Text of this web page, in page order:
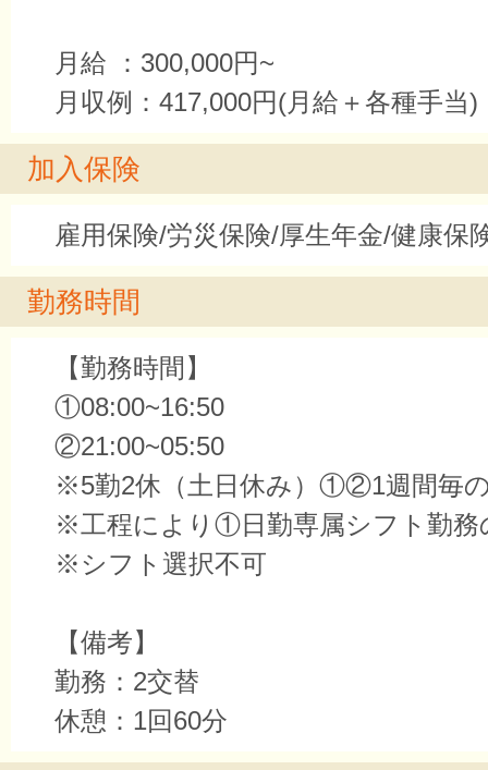
月給 ：300,000円~
月収例：417,000円(月給＋各種手当)
加入保険
雇用保険/労災保険/厚生年金/健康保
勤務時間
【勤務時間】
①08:00~16:50
②21:00~05:50
※5勤2休（土日休み）①②1週間毎
※工程により①日勤専属シフト勤務
※シフト選択不可
【備考】
勤務：2交替
休憩：1回60分